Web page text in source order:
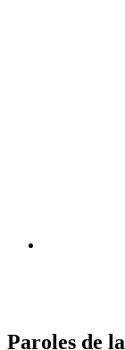
Paroles de